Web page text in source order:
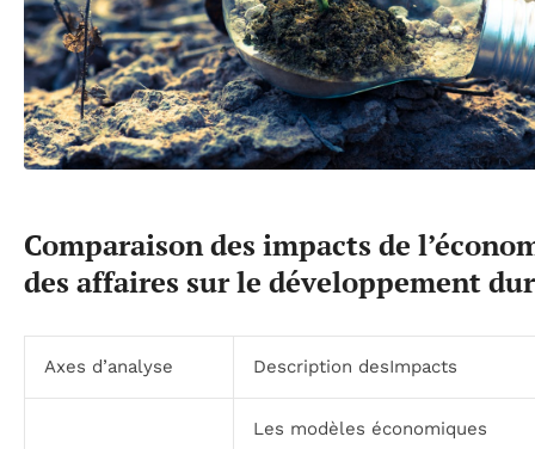
Comparaison des impacts de
des affaires sur le développement
Axes d’analyse Description desImpacts
Les modèles économiques